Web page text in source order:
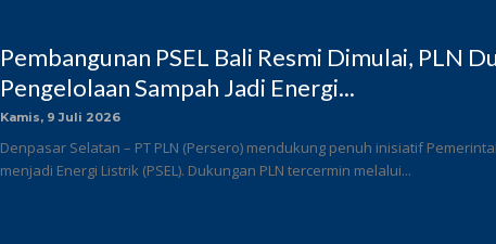
Pembangunan PSEL Bali Resmi Dimulai, PLN
Pengelolaan Sampah Jadi Energi...
Kamis, 9 Juli 2026
Denpasar Selatan – PT PLN (Persero) mendukung penuh inisiatif
menjadi Energi Listrik (PSEL). Dukungan PLN tercermin melalui...